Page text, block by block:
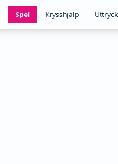
Spel Krysshjälp Uttryck